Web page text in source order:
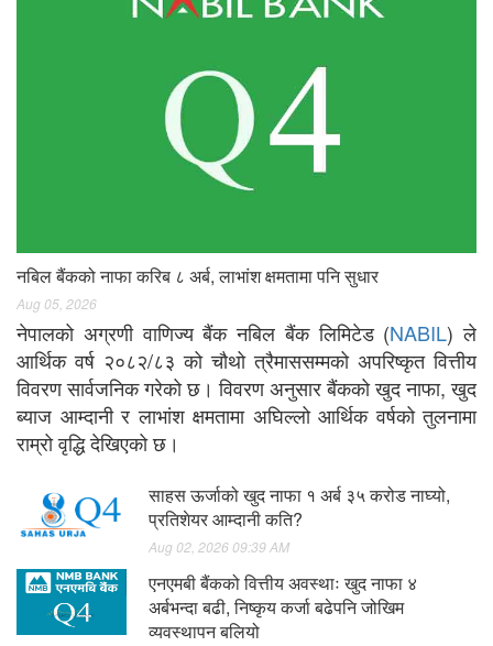
नबिल बैंकको नाफा करिब ८ अर्ब, लाभांश क्षमतामा पनि सुधार
Aug 05, 2026
नेपालको अग्रणी वाणिज्य बैंक नबिल बैंक लिमिटेड (NABIL) ले
आर्थिक वर्ष २०८२/८३ को चौथो त्रैमाससम्मको अपरिष्कृत वित्तीय
विवरण सार्वजनिक गरेको छ। विवरण अनुसार बैंकको खुद नाफा, खुद
ब्याज आम्दानी र लाभांश क्षमतामा अघिल्लो आर्थिक वर्षको तुलनामा
राम्रो वृद्धि देखिएको छ।
साहस ऊर्जाको खुद नाफा १ अर्ब ३५ करोड नाघ्यो,
प्रतिशेयर आम्दानी कति?
Aug 02, 2026 09:39 AM
एनएमबी बैंकको वित्तीय अवस्थाः खुद नाफा ४
अर्बभन्दा बढी, निष्कृय कर्जा बढेपनि जोखिम
व्यवस्थापन बलियो